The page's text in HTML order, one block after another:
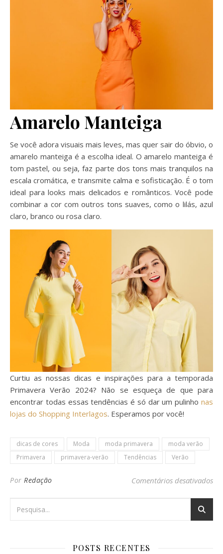
Amarelo Manteiga
Se você adora visuais mais leves, mas quer sair do óbvio, o
amarelo manteiga é a escolha ideal. O amarelo manteiga é
tom pastel, ou seja, faz parte dos tons mais tranquilos na
escala cromática, e transmite calma e sofisticação. É o tom
ideal para looks mais delicados e românticos. Você pode
combinar a cor com outros tons suaves, como o lilás, azul
claro, branco ou rosa claro.
Curtiu as nossas dicas e inspirações para a temporada
Primavera Verão 2024? Não se esqueça de que para
encontrar todas essas tendências é só dar um pulinho nas
lojas do Shopping Interlagos. Esperamos por você!
dicas de cores Moda moda primavera
moda verão
Primavera
primavera-verão Tendências Verão
Por Redação Comentários desativados
POSTS RECENTES